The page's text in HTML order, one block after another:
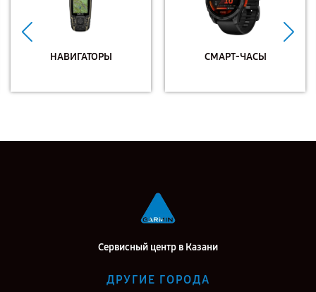
НАВИГАТОРЫ СМАРТ-ЧАСЫ
Сервисный центр в Казани
ДРУГИЕ ГОРОДА